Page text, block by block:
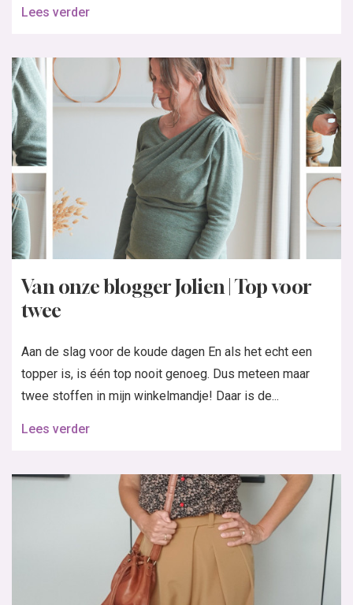
Lees verder
Van onze blogger Jolien | Top voor
twee
Aan de slag voor de koude dagen En als het echt een
topper is, is één top nooit genoeg. Dus meteen maar
twee stoffen in mijn winkelmandje! Daar is de...
Lees verder